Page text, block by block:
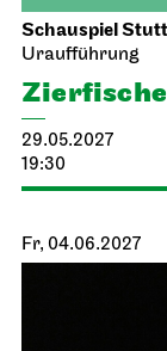
Schauspiel
Uraufführung
29.05.2027
19:30
Fr, 04.06.2027